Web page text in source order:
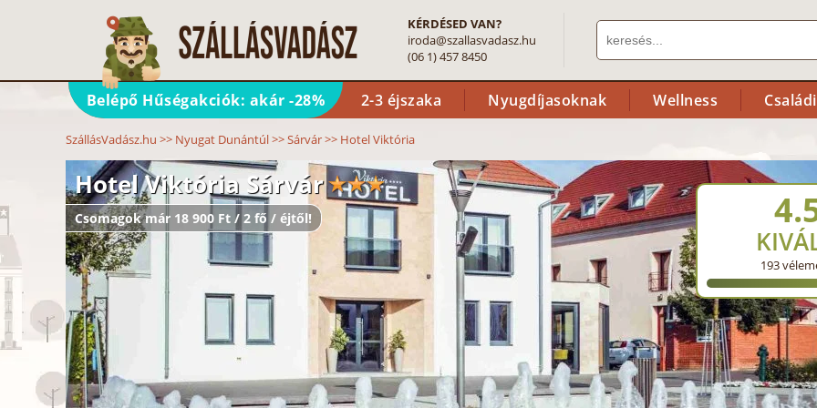
KÉRDÉSED VAN?
iroda@szallasvadasz.hu
(06 1) 457 8450
Belépő Hűségakciók: akár -28% 2-3 éjszaka Nyugdíjasoknak Wellness
SzállásVadász.hu >> Nyugat Dunántúl>>Sárvár>> Hotel Viktória
Hotel Viktória Sárvár
Csomagok már 18 900 Ft / 2 fő / éjtől!
193